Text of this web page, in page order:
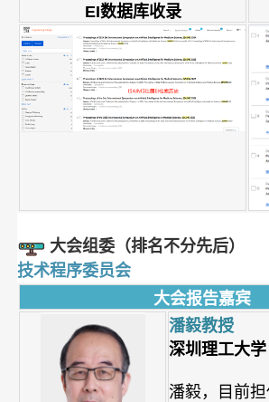
EI数据库收录
大会组委（排名不分先后）
技术程序委员会
大会报告嘉宾
潘毅教授
深圳理工大学
潘毅，目前